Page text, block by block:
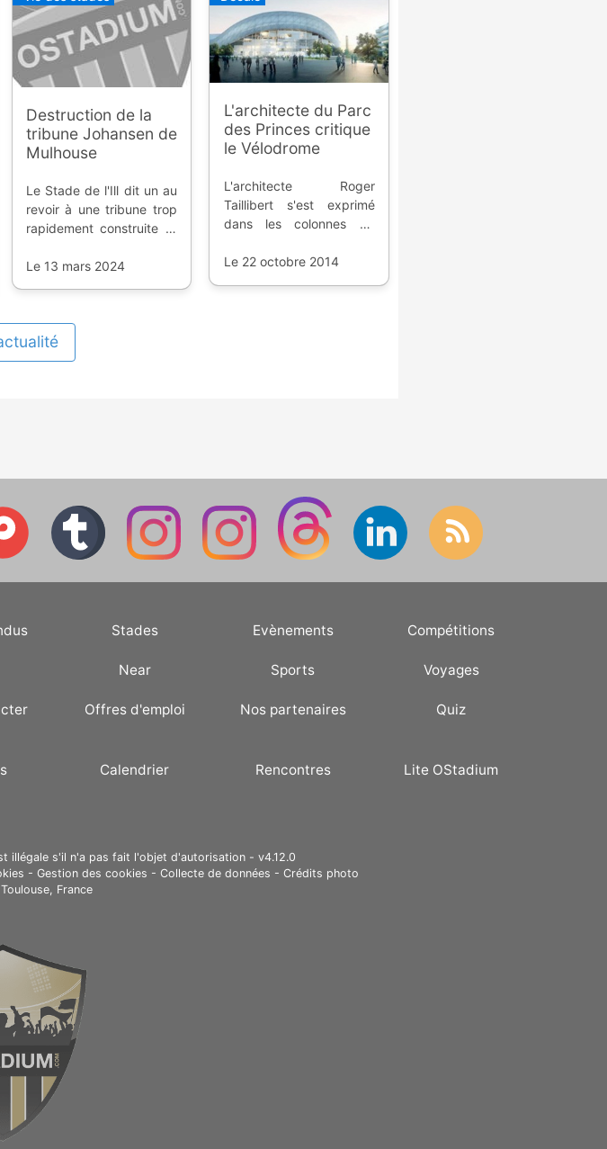
Destruction de la
tribune Johansen de
Mulhouse
Le Stade de l'Ill dit un au
revoir à une tribune trop
rapidement construite et
2021. Mais le souvenir
Le 13 mars 2024
L'architecte du Parc
des Princes critique
le Vélodrome
L'architecte Roger
Taillibert s'est exprimé
dans les colonnes de
rénovation du stade de
Le 22 octobre 2014
Stades Evènements Compétitions
Near Sports Voyages
Offres d'emploi Nos partenaires Quiz
Calendrier Rencontres Lite OStadium
s'il n'a pas fait l'objet d'autorisation - v4.12.0
- Gestion des cookies - Collecte de données - Crédits photo
Toulouse, France